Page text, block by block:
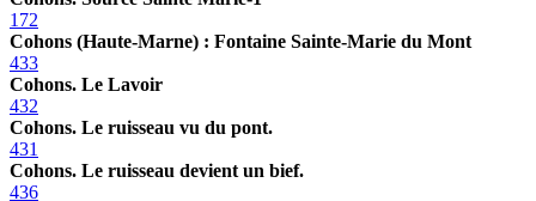
172
Cohons (Haute-Marne) : Fontaine Sainte-Marie du Mont
433
Cohons. Le Lavoir
432
Cohons. Le ruisseau vu du pont.
431
Cohons. Le ruisseau devient un bief.
436